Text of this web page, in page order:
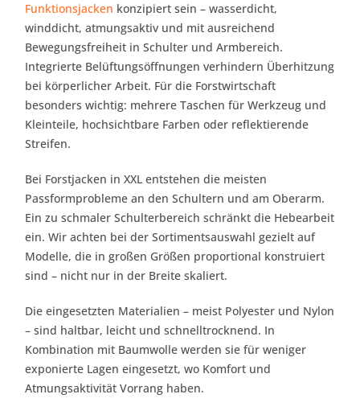
Funktionsjacken konzipiert sein – wasserdicht,
winddicht, atmungsaktiv und mit ausreichend
Bewegungsfreiheit in Schulter und Armbereich.
Integrierte Belüftungsöffnungen verhindern Überhitzung
bei körperlicher Arbeit. Für die Forstwirtschaft
besonders wichtig: mehrere Taschen für Werkzeug und
Kleinteile, hochsichtbare Farben oder reflektierende
Streifen.
Bei Forstjacken in XXL entstehen die meisten
Passformprobleme an den Schultern und am Oberarm.
Ein zu schmaler Schulterbereich schränkt die Hebearbeit
ein. Wir achten bei der Sortimentsauswahl gezielt auf
Modelle, die in großen Größen proportional konstruiert
sind – nicht nur in der Breite skaliert.
Die eingesetzten Materialien – meist Polyester und Nylon
– sind haltbar, leicht und schnelltrocknend. In
Kombination mit Baumwolle werden sie für weniger
exponierte Lagen eingesetzt, wo Komfort und
Atmungsaktivität Vorrang haben.